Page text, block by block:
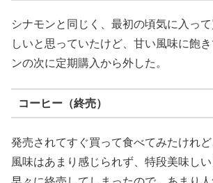
シナモンと同じく、最初の頃気に入っ
しいと思っていたけど、甘い風味に飽
ンの次に定期購入から外した。
コーヒー（終売）
発売されてすぐ買って食べてみたけれ
風味はあまり感じられず、特段美味しい